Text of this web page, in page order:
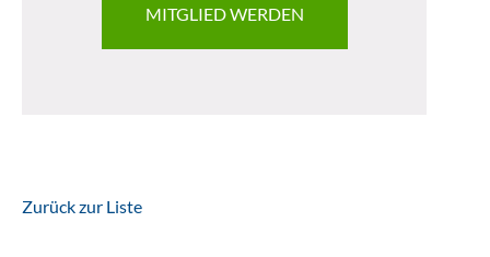
MITGLIED WERDEN
Zurück zur Liste